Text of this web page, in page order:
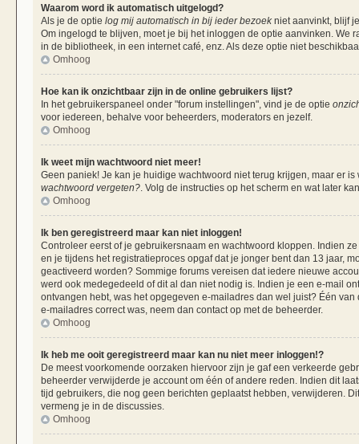
Waarom word ik automatisch uitgelogd?
Als je de optie log mij automatisch in bij ieder bezoekniet aanvinkt, blijf
Om ingelogd te blijven, moet je bij het inloggen de optie aanvinken. We
in de bibliotheek, in een internet café, enz. Als deze optie niet
Omhoog
Hoe kan ik onzichtbaar zijn in de online gebruikers lijst?
In het gebruikerspaneel onder "forum instellingen", vind je de optie
voor iedereen, behalve voor beheerders, moderators en jezelf.
Omhoog
Ik weet mijn wachtwoord niet meer!
Geen paniek! Je kan je huidige wachtwoord niet terug krijgen, maar er
wachtwoord vergeten? . Volg de instructies op het scherm en wat later
Omhoog
Ik ben geregistreerd maar kan niet inloggen!
Controleer eerst of je gebruikersnaam en wachtwoord kloppen. Indien
en je tijdens het registratieproces opgaf dat je jonger bent dan 13 jaar,
geactiveerd worden? Sommige forums vereisen dat iedere nieuwe
werd ook medegedeeld of dit al dan niet nodig is. Indien je een e-mail
ontvangen hebt, was het opgegeven e-mailadres dan wel juist? Één
e-mailadres correct was, neem dan contact op met de beheerder.
Omhoog
Ik heb me ooit geregistreerd maar kan nu niet meer inloggen!?
De meest voorkomende oorzaken hiervoor zijn je gaf een verkeerde
beheerder verwijderde je account om één of andere reden. Indien dit
tijd gebruikers, die nog geen berichten geplaatst hebben, verwijderen.
vermeng je in de discussies.
Omhoog